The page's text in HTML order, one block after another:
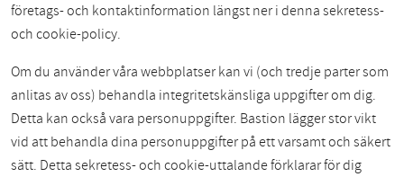
företags- och kontaktinformation längst ner i denna sekretess-
och cookie-policy.
Om du använder våra webbplatser kan vi (och tredje parter som
anlitas av oss) behandla integritetskänsliga uppgifter om dig.
Detta kan också vara personuppgifter. Bastion lägger stor vikt
vid att behandla dina personuppgifter på ett varsamt och säkert
sätt. Detta sekretess- och cookie-uttalande förklarar för dig